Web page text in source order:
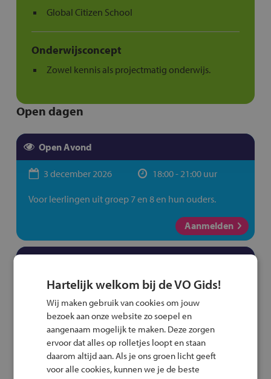
Open dagen
Open Avond
3 december 2026 18:00 - 21:00 uur
Voor leerlingen uit groep 7 en 8 en hun ouders.
Aanmelden
29 januari 2027 18:00 - 21:00 uur
Voor leerlingen uit groep 7 en 8 en hun ouders.
Aanmelden
Global Citizen School
Onderwijsconcept
Zowel kennis als projectmatig onderwijs.
Hartelijk welkom bij de VO Gids!
Wij maken gebruik van cookies om jouw
bezoek aan onze website zo soepel en
aangenaam mogelijk te maken. Deze zorgen
ervoor dat alles op rolletjes loopt en staan
daarom altijd aan. Als je ons groen licht geeft
voor alle cookies, kunnen we je de beste